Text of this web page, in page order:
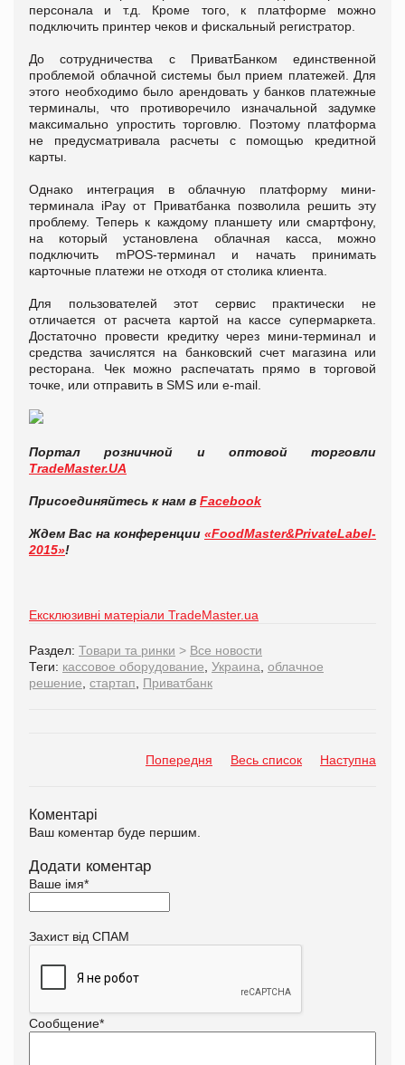
персонала и т.д. Кроме того, к платформе можно
подключить принтер чеков и фискальный регистратор.
До сотрудничества с ПриватБанком единственной
проблемой облачной системы был прием платежей. Для
этого необходимо было арендовать у банков платежные
терминалы, что противоречило изначальной задумке
максимально упростить торговлю. Поэтому платформа
не предусматривала расчеты с помощью кредитной
карты.
Однако интеграция в облачную платформу мини-
терминала iPay от Приватбанка позволила решить эту
проблему. Теперь к каждому планшету или смартфону,
на который установлена облачная касса, можно
подключить mPOS-терминал и начать принимать
карточные платежи не отходя от столика клиента.
Для пользователей этот сервис практически не
отличается от расчета картой на кассе супермаркета.
Достаточно провести кредитку через мини-терминал и
средства зачислятся на банковский счет магазина или
ресторана. Чек можно распечатать прямо в торговой
точке, или отправить в SMS или e-mail.
Портал розничной и оптовой торговли
TradeMaster.UA
Присоединяйтесь к нам в Facebook
Ждем Вас на конференции «FoodMaster&PrivateLabel-
2015»!
Ексклюзивні матеріали TradeMaster.ua
Раздел: Товари та ринки > Все новости
Теги: кассовое оборудование Украина облачное
решение стартап Приватбанк
Попередня Весь список Наступна
Коментарі
Ваш коментар буде першим.
Додати коментар
Ваше імя*
Захист від СПАМ
Сообщение*